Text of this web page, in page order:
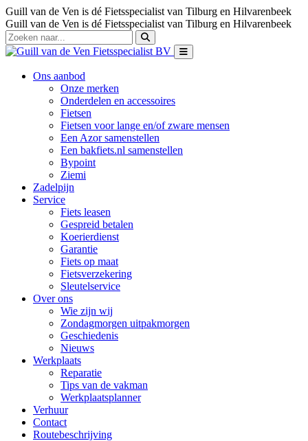
Guill van de Ven is dé Fietsspecialist van Tilburg en Hilvarenbeek
Guill van de Ven is dé Fietsspecialist van Tilburg en Hilvarenbeek
Ons aanbod
Onze merken
Onderdelen en accessoires
Fietsen
Fietsen voor lange en/of zware mensen
Een Azor samenstellen
Een bakfiets.nl samenstellen
Bypoint
Ziemi
Zadelpijn
Service
Fiets leasen
Gespreid betalen
Koerierdienst
Garantie
Fiets op maat
Fietsverzekering
Sleutelservice
Over ons
Wie zijn wij
Zondagmorgen uitpakmorgen
Geschiedenis
Nieuws
Werkplaats
Reparatie
Tips van de vakman
Werkplaatsplanner
Verhuur
Contact
Routebeschrijving